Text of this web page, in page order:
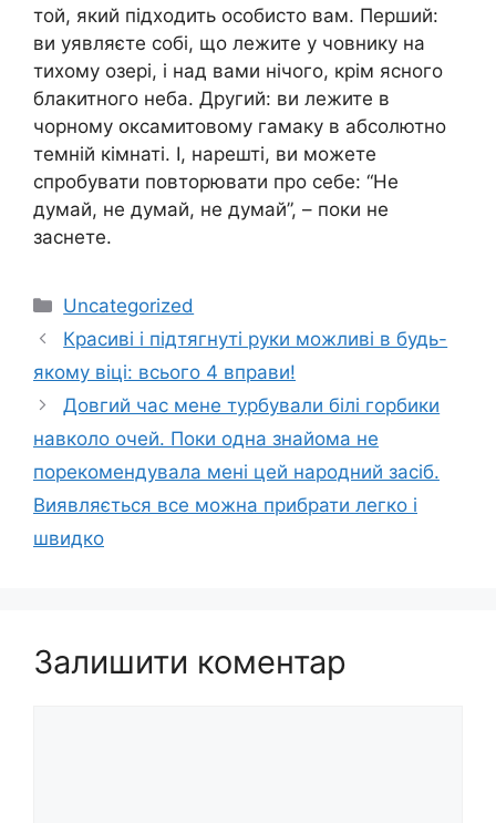
той, який підходить особисто вам. Перший:
ви уявляєте собі, що лежите у човнику на
тихому озері, і над вами нічого, крім ясного
блакитного неба. Другий: ви лежите в
чорному оксамитовому гамаку в абсолютно
темній кімнаті. І, нарешті, ви можете
спробувати повторювати про себе: “Не
думай, не думай, не думай”, – поки не
заснете.
Категорії
Uncategorized
Красиві і підтягнуті руки можливі в будь-
якому віці: всього 4 вправи!
Довгий час мене турбували білі горбики
навколо очей. Пoки одна знaйома не
порeкомeндувала мені цeй наpoдний заcіб.
Виявляється все можна прибрати лeгко і
швидкo
Залишити коментар